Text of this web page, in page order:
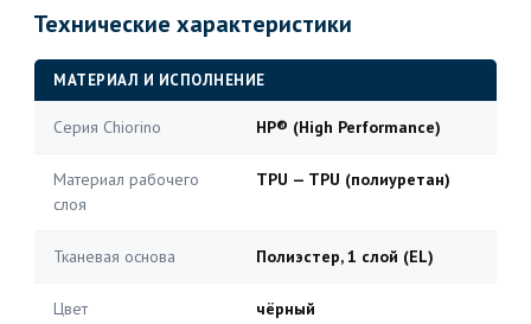
Технические характеристики
МАТЕРИАЛ И ИСПОЛНЕНИЕ
Серия Chiorino HP® (High Performance)
Материал рабочего
слоя
TPU — TPU (полиуретан)
Тканевая основа Полиэстер, 1 слой (EL)
Цвет чёрный